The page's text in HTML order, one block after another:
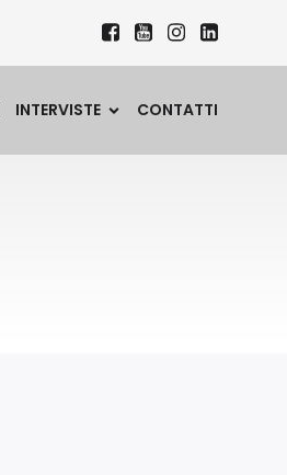
INTERVISTE CONTATTI